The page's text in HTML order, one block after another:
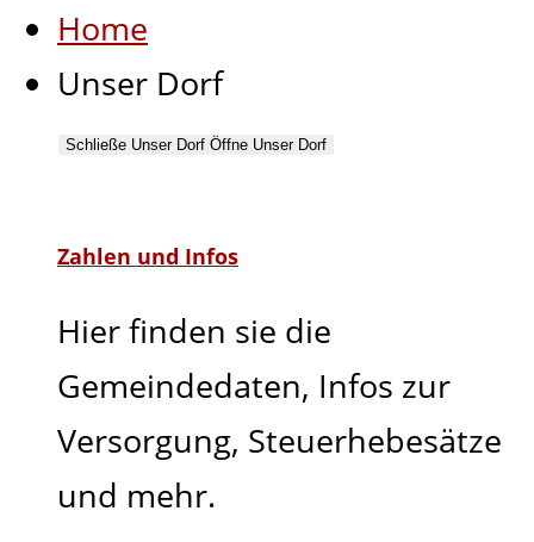
Home
Unser Dorf
Schließe Unser Dorf Öffne Unser Dorf
Zahlen und Infos
Hier finden sie die
Gemeindedaten, Infos zur
Versorgung, Steuerhebesätze
und mehr.